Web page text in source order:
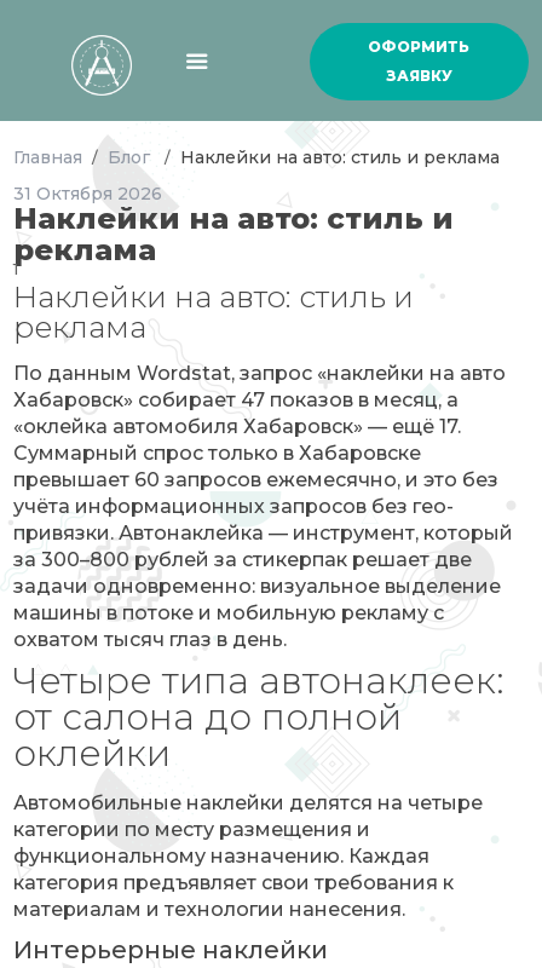
ОФОРМИТЬ
ЗАЯВКУ
Главная / Блог / Наклейки на авто: стиль и реклама
31 Октября 2026
Наклейки на авто: стиль и
реклама
1
Наклейки на авто: стиль и
реклама
По данным Wordstat, запрос «наклейки на авто
Хабаровск» собирает 47 показов в месяц, а
«оклейка автомобиля Хабаровск» — ещё 17.
Суммарный спрос только в Хабаровске
превышает 60 запросов ежемесячно, и это без
учёта информационных запросов без гео-
привязки. Автонаклейка — инструмент, который
за 300–800 рублей за стикерпак решает две
задачи одновременно: визуальное выделение
машины в потоке и мобильную рекламу с
охватом тысяч глаз в день.
Четыре типа автонаклеек:
от салона до полной
оклейки
Автомобильные наклейки делятся на четыре
категории по месту размещения и
функциональному назначению. Каждая
категория предъявляет свои требования к
материалам и технологии нанесения.
Интерьерные наклейки